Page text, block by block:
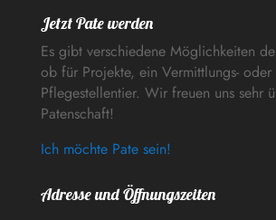
Jetzt Pate werden
Es gibt verschiedene Möglichkeiten
ob für Projekte, ein Vermittlungs- oder
Pflegestellentier. Wir freuen uns sehr
Patenschaft!
Ich möchte Pate sein!
Adresse und Öffnungszeiten